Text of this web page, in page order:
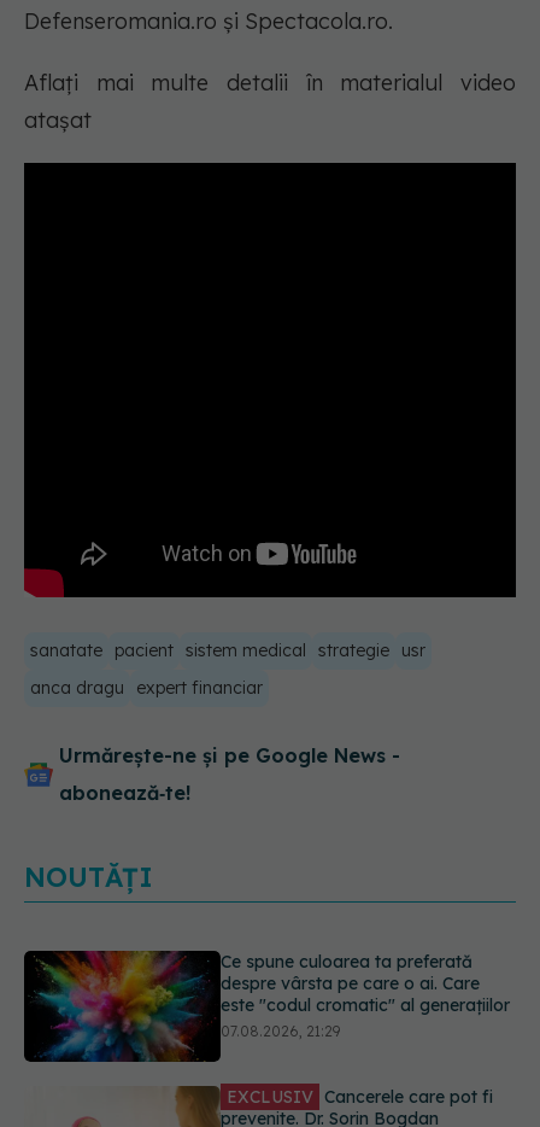
Defenseromania.ro și Spectacola.ro.
Aflați mai multe detalii în materialul video
atașat
sanatate pacient sistem medical strategie
usr
anca dragu
expert financiar
Urmărește-ne și pe Google News -
abonează‑te!
NOUTĂȚI
EXCLUSIV Cancerele care pot fi
prevenite. Dr. Sorin Bogdan
(SANADOR): Au metode de
prevenție
Testul din deget care ar putea